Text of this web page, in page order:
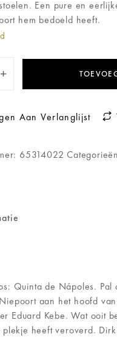
Een pure en
hem bedoeld heeft.
+
Aan Verlanglijst
65314022
Quinta de Nápoles.
aan het hoofd
Kebe. Wat ooit
heeft veroverd.